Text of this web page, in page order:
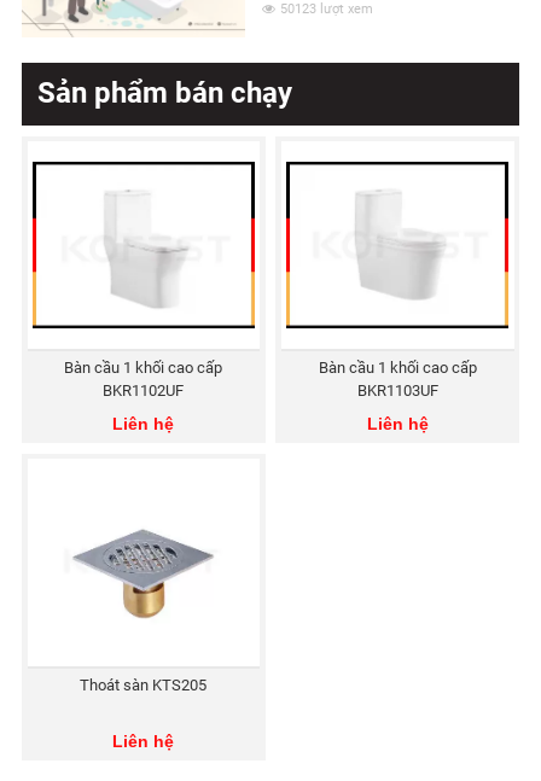
50123 lượt xem
Sản phẩm bán chạy
Bàn cầu 1 khối cao cấp
BKR1102UF
Liên hệ
Bàn cầu 1 khối cao cấp
BKR1103UF
Liên hệ
Thoát sàn KTS205
Liên hệ